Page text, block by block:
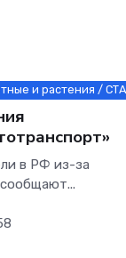
и растения /
в РФ из-за